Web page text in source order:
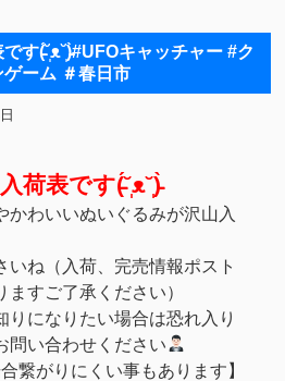
す(̵̵́˘̩ᴥ˘̩)̵̵̀#UFOキャッチャー #ク
ゲーム ＃春日市
荷表です(̵̵́˘̩ᴥ˘̩)̵̵̀
かわいいぬいぐるみが沢山入
いね（入荷、完売情報ポスト
すご了承ください）
りになりたい場合は恐れ入り
問い合わせください
繋がりにくい事もあります】